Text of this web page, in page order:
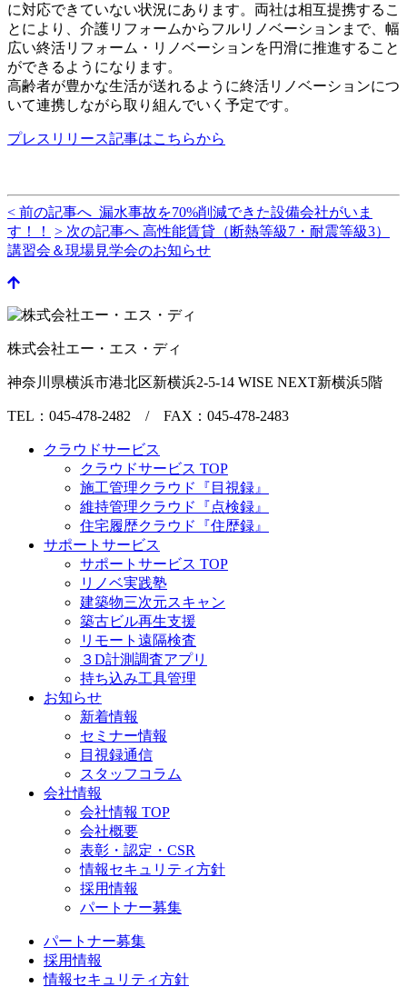
に対応できていない状況にあります。両社は相互提携するこ
とにより、介護リフォームからフルリノベーションまで、幅
広い終活リフォーム・リノベーションを円滑に推進すること
ができるようになります。
高齢者が豊かな生活が送れるように終活リノベーションにつ
いて連携しながら取り組んでいく予定です。
プレスリリース記事はこちらから
< 前の記事へ 漏水事故を70%削減できた設備会社がいま
す！！
> 次の記事へ 高性能賃貸（断熱等級7・耐震等級3）
講習会＆現場見学会のお知らせ
株式会社エー・エス・ディ
神奈川県横浜市港北区新横浜2-5-14 WISE NEXT新横浜5階
TEL：045-478-2482 / FAX：045-478-2483
クラウドサービス
クラウドサービス TOP
施工管理クラウド『目視録』
維持管理クラウド『点検録』
住宅履歴クラウド『住歴録』
サポートサービス
サポートサービス TOP
リノベ実践塾
建築物三次元スキャン
築古ビル再生支援
リモート遠隔検査
３D計測調査アプリ
持ち込み工具管理
お知らせ
新着情報
セミナー情報
目視録通信
スタッフコラム
会社情報
会社情報 TOP
会社概要
表彰・認定・CSR
情報セキュリティ方針
採用情報
パートナー募集
パートナー募集
採用情報
情報セキュリティ方針